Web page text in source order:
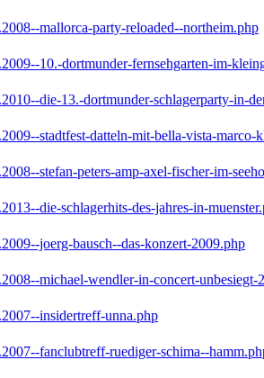
mallorca-party-reloaded--northeim.php
10.-dortmunder-fernsehgarten-im-
die-13.-dortmunder-schlagerparty-in-
stadtfest-datteln-mit-bella-vista-marco-
stefan-peters-amp-axel-fischer-im-
die-schlagerhits-des-jahres-in-
joerg-bausch--das-konzert-2009.php
michael-wendler-in-concert-unbesiegt-
insidertreff-unna.php
fanclubtreff-ruediger-schima--